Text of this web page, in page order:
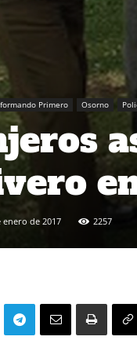
Primero Osorno
enero de 2017 2257